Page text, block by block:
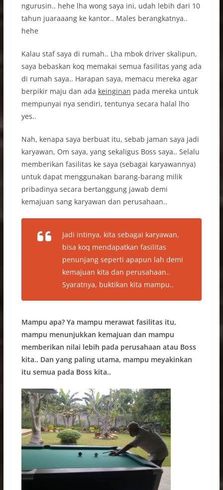
ngurusin.. hehe lha wong saya ini, udah lebih dari 10
tahun juaraaang ke kantor.. Males berangkatnya..
hehe
Kalau staf saya di rumah.. Lha mbok driver skalipun,
saya bebaskan koq memakai semua fasilitas yang ada
di rumah saya.. Harapan saya, memacu mereka agar
berpikir maju dan ada keinginan pada mereka untuk
mempunyai nya sendiri, tentunya secara halal lho
yes..
Nah, kenapa saya berbuat itu, sebab jaman saya jadi
karyawan, Om saya, yang sekaligus Boss saya.. Selalu
memberikan fasilitas ke saya (sebagai karyawannya)
untuk dapat menggunakan barang-barang milik
pribadinya secara bertanggung jawab demi
kemajuan sang karyawan dan perusahaan..
Jadi intinya, kita sebagai karyawan,
bisa koq mendapatkan fasilitas
penunjang seperti apapun lah demi
kemajuan kita dan perusahaan..
Syaratnya, buktikan kita mampu..
Mampu apa? Ya mampu merawat fasilitas itu,
mampu menunjukkan kemajuan dan mampu
memberikan nilai lebih pada perusahaan atau Boss
kita.. Dan yang paling utama, mampu meyakinkan
itu semua pada Boss kita..